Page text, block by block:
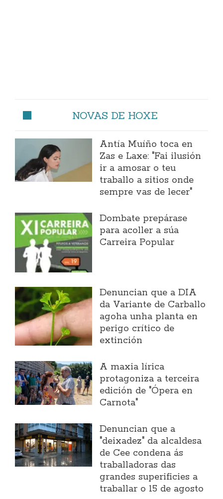
NOVAS DE HOXE
Antía Muíño toca en
Zas e Laxe: "Fai ilusión
ir a amosar o teu
traballo a sitios onde
sempre vas de lecer"
Dombate prepárase
para acoller a súa
Carreira Popular
Denuncian que a DIA
da Variante de Carballo
agoha unha planta en
perigo crítico de
extinción
A maxia lírica
protagoniza a terceira
edición de "Ópera en
Carnota"
Denuncian que a
"deixadez" da alcaldesa
de Cee condena ás
traballadoras das
grandes superificies a
traballar o 15 de agosto